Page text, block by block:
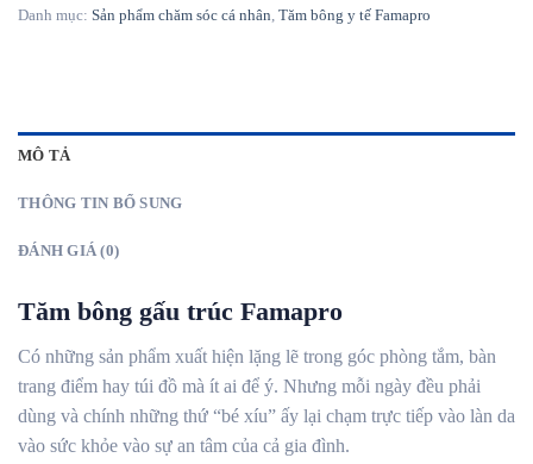
Danh mục: Sản phẩm chăm sóc cá nhân, Tăm bông y tế Famapro
MÔ TẢ
THÔNG TIN BỔ SUNG
ĐÁNH GIÁ (0)
Tăm bông gấu trúc Famapro
Có những sản phẩm xuất hiện lặng lẽ trong góc phòng tắm, bàn
trang điểm hay túi đồ mà ít ai để ý. Nhưng mỗi ngày đều phải
dùng và chính những thứ “bé xíu” ấy lại chạm trực tiếp vào làn da
vào sức khỏe vào sự an tâm của cả gia đình.